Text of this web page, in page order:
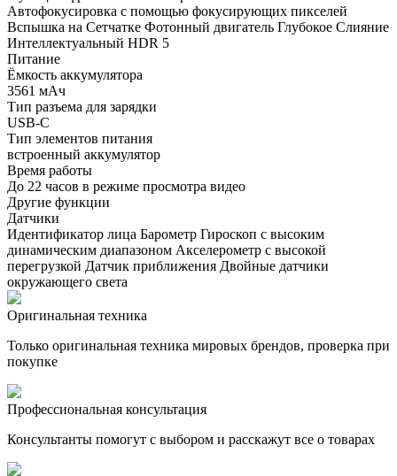
Автофокусировка с помощью фокусирующих пикселей
Вспышка на Сетчатке Фотонный двигатель Глубокое Слияние
Интеллектуальный HDR 5
Питание
Ёмкость аккумулятора
3561 мАч
Тип разъема для зарядки
USB-C
Тип элементов питания
встроенный аккумулятор
Время работы
До 22 часов в режиме просмотра видео
Другие функции
Датчики
Идентификатор лица Барометр Гироскоп с высоким
динамическим диапазоном Акселерометр с высокой
перегрузкой Датчик приближения Двойные датчики
окружающего света
Оригинальная техника
Только оригинальная техника мировых брендов, проверка при
покупке
Профессиональная консультация
Консультанты помогут с выбором и расскажут все о товарах